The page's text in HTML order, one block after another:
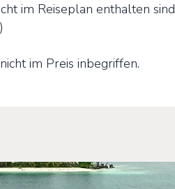
im Reiseplan enthalten sind
im Preis inbegriffen.